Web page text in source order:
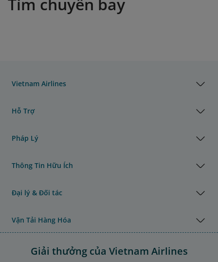
Vietnam Airlines
Hỗ Trợ
Pháp Lý
Thông Tin Hữu Ích
Đại lý & Đối tác
Vận Tải Hàng Hóa
Giải thưởng của Vietnam Airlines